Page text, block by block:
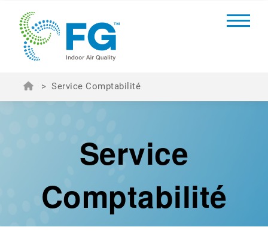
> Service Comptabilité
Service
Comptabilité